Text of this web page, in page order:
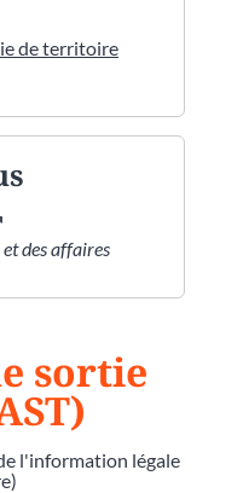
de territoire
des affaires
sortie
l'information légale